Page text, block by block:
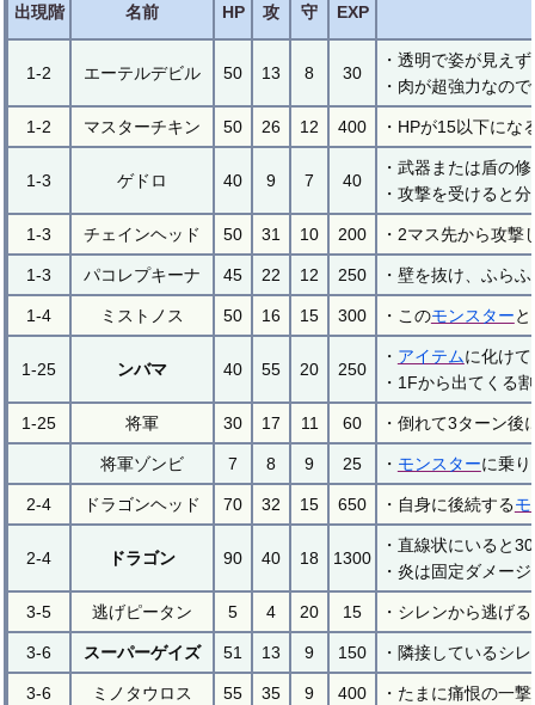
出現階 名前 HP 攻 守 EXP
1-2 エーテルデビル 50 13 8 30
・透明で姿が見え
・肉が超強力なの
1-2 マスターチキン 50 26 12 400 ・HPが15以下にな
1-3 ゲドロ 40 9 7 40
・武器または盾の
・攻撃を受けると
1-3 チェインヘッド 50 31 10 200 ・2マス先から攻撃
1-3 パコレプキーナ 45 22 12 250 ・壁を抜け、ふら
1-4 ミストノス 50 16 15 300 ・このモンスター
1-25 ンバマ 40 55 20 250
・ アイテムに化け
・1Fから出てくる
1-25 将軍 30 17 11 60 ・倒れて3ターン後
将軍ゾンビ 7 8 9 25 ・ モンスターに乗
2-4 ドラゴンヘッド 70 32 15 650 ・自身に後続する
2-4 ドラゴン 90 40 18 1300
・直線状にいると
・炎は固定ダメー
3-5 逃げピータン 5 4 20 15 ・シレンから逃げ
3-6 スーパーゲイズ 51 13 9 150 ・隣接しているシ
3-6 ミノタウロス 55 35 9 400 ・たまに痛恨の一